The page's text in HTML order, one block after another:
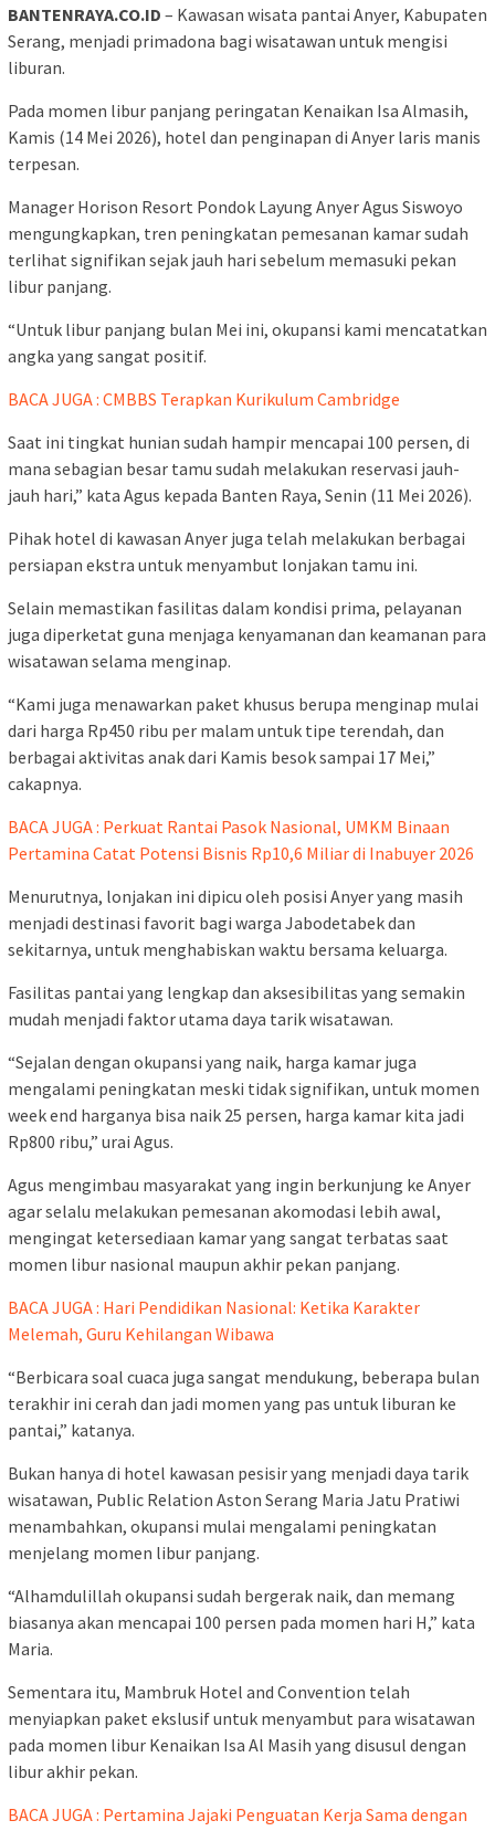
BANTENRAYA.CO.ID – Kawasan wisata pantai Anyer, Kabupaten
Serang, menjadi primadona bagi wisatawan untuk mengisi
liburan.
Pada momen libur panjang peringatan Kenaikan Isa Almasih,
Kamis (14 Mei 2026), hotel dan penginapan di Anyer laris manis
terpesan.
Manager Horison Resort Pondok Layung Anyer Agus Siswoyo
mengungkapkan, tren peningkatan pemesanan kamar sudah
terlihat signifikan sejak jauh hari sebelum memasuki pekan
libur panjang.
“Untuk libur panjang bulan Mei ini, okupansi kami mencatatkan
angka yang sangat positif.
BACA JUGA : CMBBS Terapkan Kurikulum Cambridge
Saat ini tingkat hunian sudah hampir mencapai 100 persen, di
mana sebagian besar tamu sudah melakukan reservasi jauh-
jauh hari,” kata Agus kepada Banten Raya, Senin (11 Mei 2026).
Pihak hotel di kawasan Anyer juga telah melakukan berbagai
persiapan ekstra untuk menyambut lonjakan tamu ini.
Selain memastikan fasilitas dalam kondisi prima, pelayanan
juga diperketat guna menjaga kenyamanan dan keamanan para
wisatawan selama menginap.
“Kami juga menawarkan paket khusus berupa menginap mulai
dari harga Rp450 ribu per malam untuk tipe terendah, dan
berbagai aktivitas anak dari Kamis besok sampai 17 Mei,”
cakapnya.
BACA JUGA : Perkuat Rantai Pasok Nasional, UMKM Binaan
Pertamina Catat Potensi Bisnis Rp10,6 Miliar di Inabuyer 2026
Menurutnya, lonjakan ini dipicu oleh posisi Anyer yang masih
menjadi destinasi favorit bagi warga Jabodetabek dan
sekitarnya, untuk menghabiskan waktu bersama keluarga.
Fasilitas pantai yang lengkap dan aksesibilitas yang semakin
mudah menjadi faktor utama daya tarik wisatawan.
“Sejalan dengan okupansi yang naik, harga kamar juga
mengalami peningkatan meski tidak signifikan, untuk momen
week end harganya bisa naik 25 persen, harga kamar kita jadi
Rp800 ribu,” urai Agus.
Agus mengimbau masyarakat yang ingin berkunjung ke Anyer
agar selalu melakukan pemesanan akomodasi lebih awal,
mengingat ketersediaan kamar yang sangat terbatas saat
momen libur nasional maupun akhir pekan panjang.
BACA JUGA : Hari Pendidikan Nasional: Ketika Karakter
Melemah, Guru Kehilangan Wibawa
“Berbicara soal cuaca juga sangat mendukung, beberapa bulan
terakhir ini cerah dan jadi momen yang pas untuk liburan ke
pantai,” katanya.
Bukan hanya di hotel kawasan pesisir yang menjadi daya tarik
wisatawan, Public Relation Aston Serang Maria Jatu Pratiwi
menambahkan, okupansi mulai mengalami peningkatan
menjelang momen libur panjang.
“Alhamdulillah okupansi sudah bergerak naik, dan memang
biasanya akan mencapai 100 persen pada momen hari H,” kata
Maria.
Sementara itu, Mambruk Hotel and Convention telah
menyiapkan paket ekslusif untuk menyambut para wisatawan
pada momen libur Kenaikan Isa Al Masih yang disusul dengan
libur akhir pekan.
BACA JUGA : Pertamina Jajaki Penguatan Kerja Sama dengan